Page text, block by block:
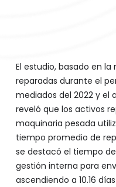
El estudio, basado en
reparadas durante el
mediados del 2022 y el
reveló que los activos
maquinaria pesada
tiempo promedio de
se destacó el tiempo
gestión interna para
ascendiendo a 10.16